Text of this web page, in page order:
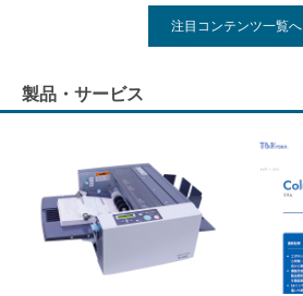
注目コンテンツ一覧へ
製品・サービス